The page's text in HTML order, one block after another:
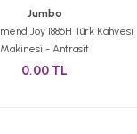
Jumbo
Joy 1886H Türk Kahvesi
Makinesi - Antrasit
0,00 TL